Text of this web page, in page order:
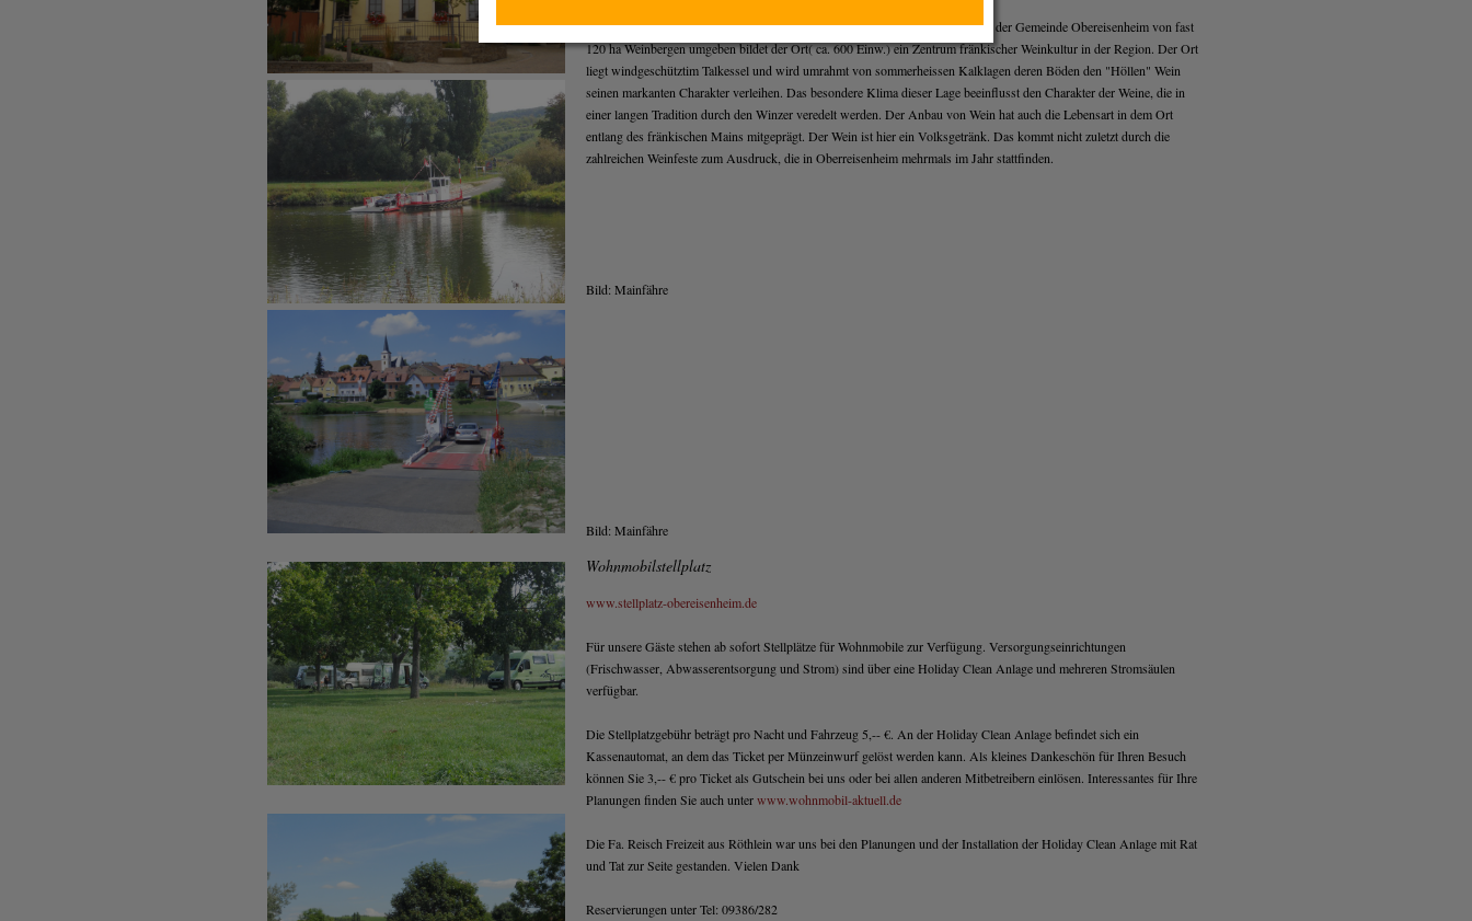
In einem malerischen Dorf des fränkischen Mains liegt das Weingut Schuler in der Gemeinde Obereisenheim von fast
120 ha Weinbergen umgeben bildet der Ort( ca. 600 Einw.) ein Zentrum fränkischer Weinkultur in der Region. Der Ort
liegt windgeschütztim Talkessel und wird umrahmt von sommerheissen Kalklagen deren Böden den "Höllen" Wein
seinen markanten Charakter verleihen. Das besondere Klima dieser Lage beeinflusst den Charakter der Weine, die in
einer langen Tradition durch den Winzer veredelt werden. Der Anbau von Wein hat auch die Lebensart in dem Ort
entlang des fränkischen Mains mitgeprägt. Der Wein ist hier ein Volksgetränk. Das kommt nicht zuletzt durch die
zahlreichen Weinfeste zum Ausdruck, die in Oberreisenheim mehrmals im Jahr stattfinden.
Bild: Mainfähre
Bild: Mainfähre
Wohnmobilstellplatz
www.stellplatz-obereisenheim.de
Für unsere Gäste stehen ab sofort Stellplätze für Wohnmobile zur Verfügung. Versorgungseinrichtungen
(Frischwasser, Abwasserentsorgung und Strom) sind über eine Holiday Clean Anlage und mehreren Stromsäulen
verfügbar.
Die Stellplatzgebühr beträgt pro Nacht und Fahrzeug 5,-- €. An der Holiday Clean Anlage befindet sich ein
Kassenautomat, an dem das Ticket per Münzeinwurf gelöst werden kann. Als kleines Dankeschön für Ihren Besuch
können Sie 3,-- € pro Ticket als Gutschein bei uns oder bei allen anderen Mitbetreibern einlösen. Interessantes für Ihre
Planungen finden Sie auch unterwww.wohnmobil-aktuell.de
Die Fa. Reisch Freizeit aus Röthlein war uns bei den Planungen und der Installation der Holiday Clean Anlage mit Rat
und Tat zur Seite gestanden. Vielen Dank
Reservierungen unter Tel: 09386/282